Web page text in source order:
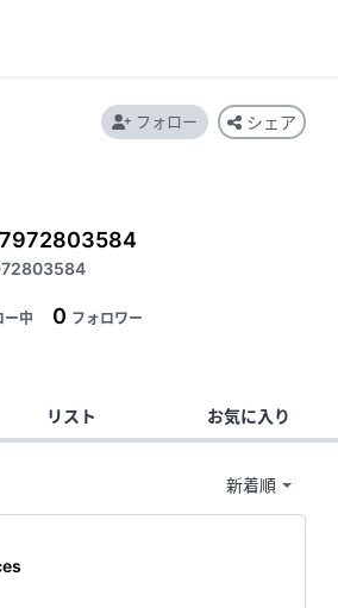
ー中 0 フォロワー
フォロー シェア
リスト お気に入り